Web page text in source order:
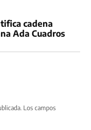
cadena
Ada Cuadros
Los campos